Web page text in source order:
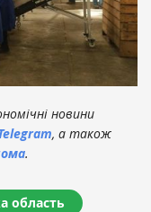
новини
, а також
.
область